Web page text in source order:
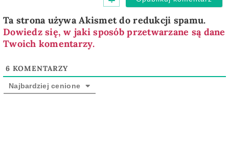
Ta strona używa Akismet do redukcji spamu.
Dowiedz się, w jaki sposób przetwarzane są dane
Twoich komentarzy.
6 KOMENTARZY
Najbardziej cenione